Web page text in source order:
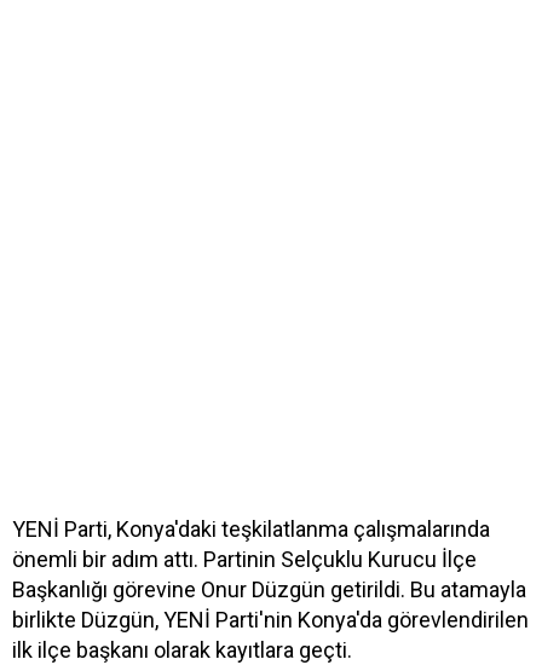
YENİ Parti, Konya'daki teşkilatlanma çalışmalarında
önemli bir adım attı. Partinin Selçuklu Kurucu İlçe
Başkanlığı görevine Onur Düzgün getirildi. Bu atamayla
birlikte Düzgün, YENİ Parti'nin Konya'da görevlendirilen
ilk ilçe başkanı olarak kayıtlara geçti.